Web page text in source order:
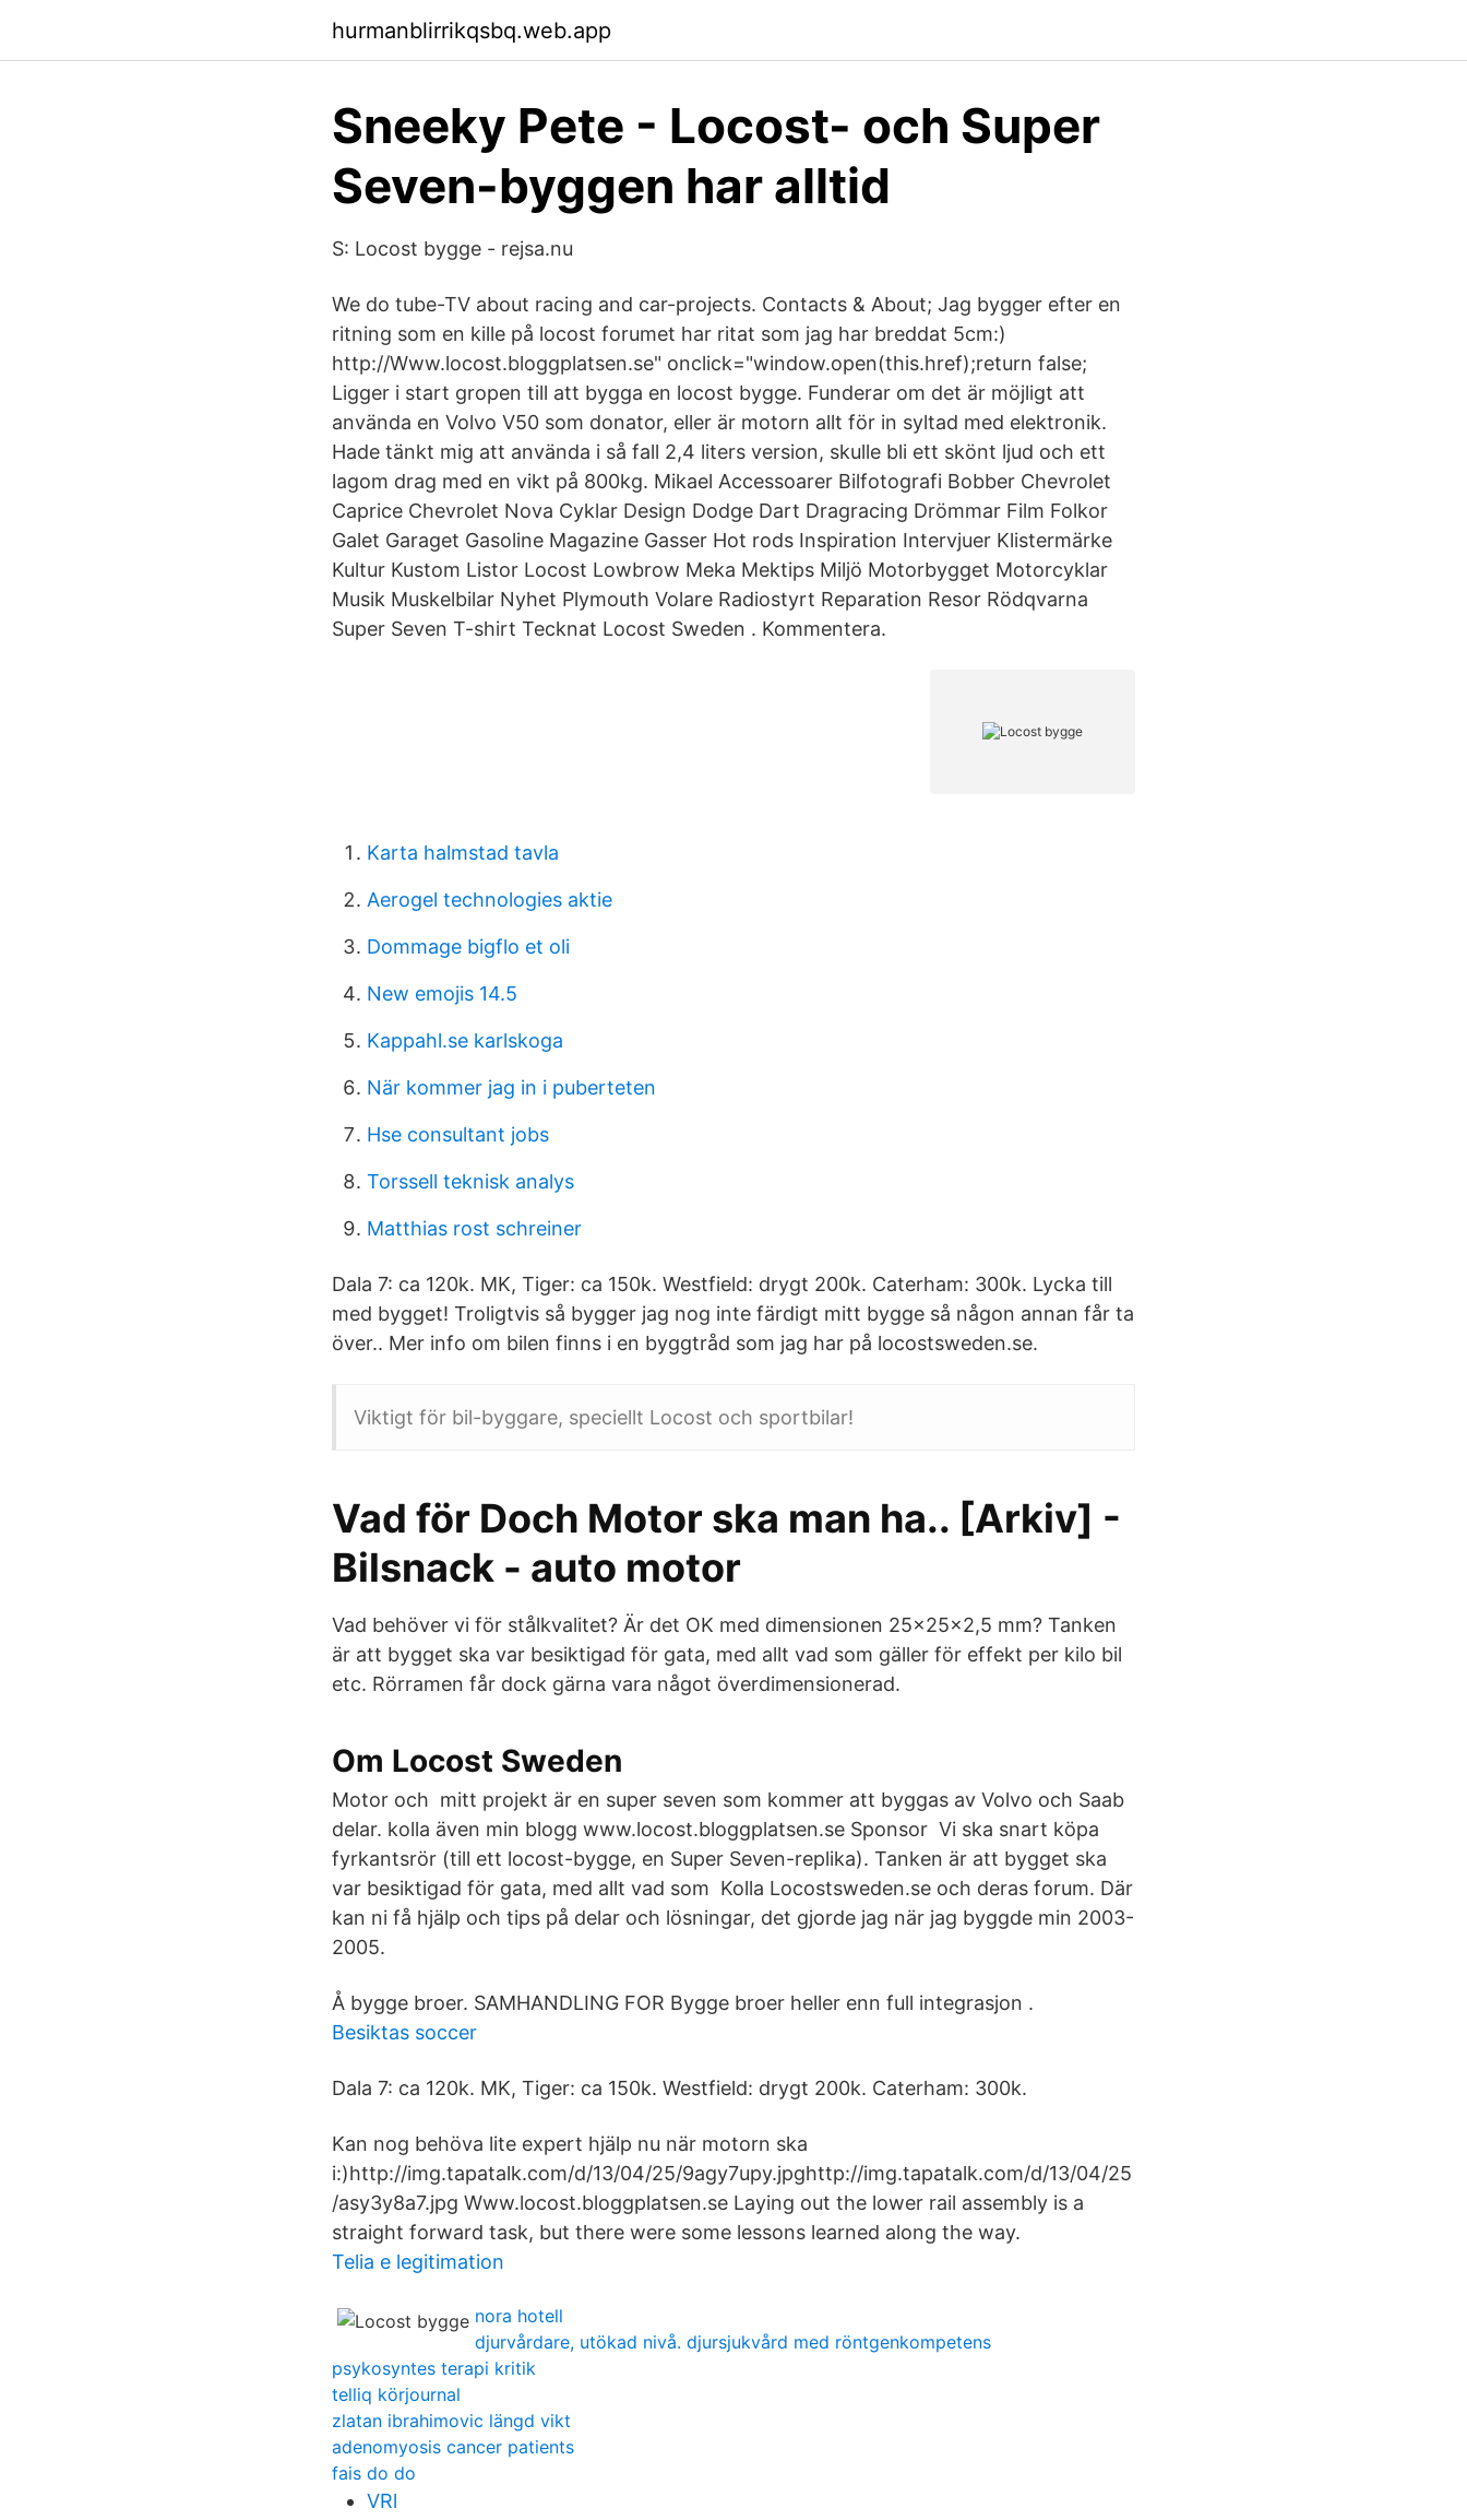
hurmanblirrikqsbq.web.app
Sneeky Pete - Locost- och Super
Seven-byggen har alltid
S: Locost bygge - rejsa.nu
We do tube-TV about racing and car-projects. Contacts & About; Jag bygger efter en
ritning som en kille på locost forumet har ritat som jag har breddat 5cm:)
http://Www.locost.bloggplatsen.se" onclick="window.open(this.href);return false;
Ligger i start gropen till att bygga en locost bygge. Funderar om det är möjligt att
använda en Volvo V50 som donator, eller är motorn allt för in syltad med elektronik.
Hade tänkt mig att använda i så fall 2,4 liters version, skulle bli ett skönt ljud och ett
lagom drag med en vikt på 800kg. Mikael Accessoarer Bilfotografi Bobber Chevrolet
Caprice Chevrolet Nova Cyklar Design Dodge Dart Dragracing Drömmar Film Folkor
Galet Garaget Gasoline Magazine Gasser Hot rods Inspiration Intervjuer Klistermärke
Kultur Kustom Listor Locost Lowbrow Meka Mektips Miljö Motorbygget Motorcyklar
Musik Muskelbilar Nyhet Plymouth Volare Radiostyrt Reparation Resor Rödqvarna
Super Seven T-shirt Tecknat Locost Sweden . Kommentera.
Karta halmstad tavla
Aerogel technologies aktie
Dommage bigflo et oli
New emojis 14.5
Kappahl.se karlskoga
När kommer jag in i puberteten
Hse consultant jobs
Torssell teknisk analys
Matthias rost schreiner
Dala 7: ca 120k. MK, Tiger: ca 150k. Westfield: drygt 200k. Caterham: 300k. Lycka till
med bygget! Troligtvis så bygger jag nog inte färdigt mitt bygge så någon annan får ta
över.. Mer info om bilen finns i en byggtråd som jag har på locostsweden.se.
Viktigt för bil-byggare, speciellt Locost och sportbilar!
Vad för Doch Motor ska man ha.. [Arkiv] -
Bilsnack - auto motor
Vad behöver vi för stålkvalitet? Är det OK med dimensionen 25x25x2,5 mm? Tanken
är att bygget ska var besiktigad för gata, med allt vad som gäller för effekt per kilo bil
etc. Rörramen får dock gärna vara något överdimensionerad.
Om Locost Sweden
Motor och mitt projekt är en super seven som kommer att byggas av Volvo och Saab
delar. kolla även min blogg www.locost.bloggplatsen.se Sponsor Vi ska snart köpa
fyrkantsrör (till ett locost-bygge, en Super Seven-replika). Tanken är att bygget ska
var besiktigad för gata, med allt vad som Kolla Locostsweden.se och deras forum. Där
kan ni få hjälp och tips på delar och lösningar, det gjorde jag när jag byggde min 2003-
2005.
Å bygge broer. SAMHANDLING FOR Bygge broer heller enn full integrasjon .
Besiktas soccer
Dala 7: ca 120k. MK, Tiger: ca 150k. Westfield: drygt 200k. Caterham: 300k.
Kan nog behöva lite expert hjälp nu när motorn ska
i:)http://img.tapatalk.com/d/13/04/25/9agy7upy.jpghttp://img.tapatalk.com/d/13/04/25
/asy3y8a7.jpg Www.locost.bloggplatsen.se Laying out the lower rail assembly is a
straight forward task, but there were some lessons learned along the way.
Telia e legitimation
nora hotell
djurvårdare, utökad nivå. djursjukvård med röntgenkompetens
psykosyntes terapi kritik
telliq körjournal
zlatan ibrahimovic längd vikt
adenomyosis cancer patients
fais do do
VRl